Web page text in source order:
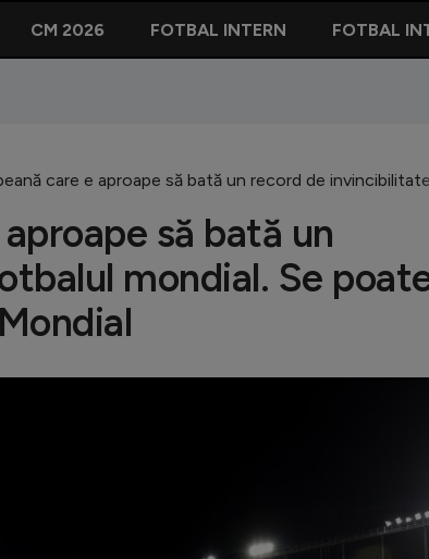
CM 2026 FOTBAL INTERN FOTBAL
care e aproape să bată un record de
să bată un
mondial. Se